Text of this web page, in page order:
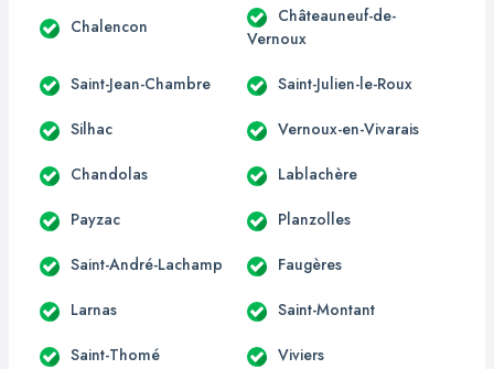
Chalencon
Châteauneuf-de-
Vernoux
Saint-Jean-Chambre Saint-Julien-le-Roux
Silhac Vernoux-en-Vivarais
Chandolas Lablachère
Payzac Planzolles
Saint-André-Lachamp Faugères
Larnas Saint-Montant
Saint-Thomé Viviers